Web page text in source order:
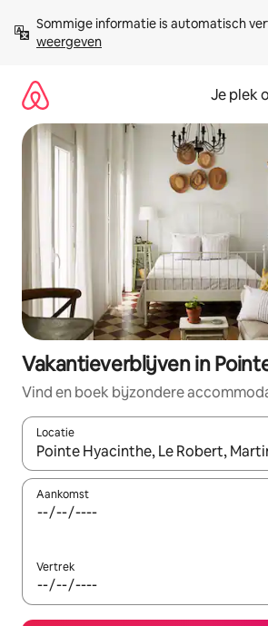
direct
naar
Sommige informatie is automatisch
weergeven
Je plek
Vakantieverblijven in
Vind en boek bijzondere
Locatie
Wanneer er resultaten beschikbaar
Aankomst
Vertrek